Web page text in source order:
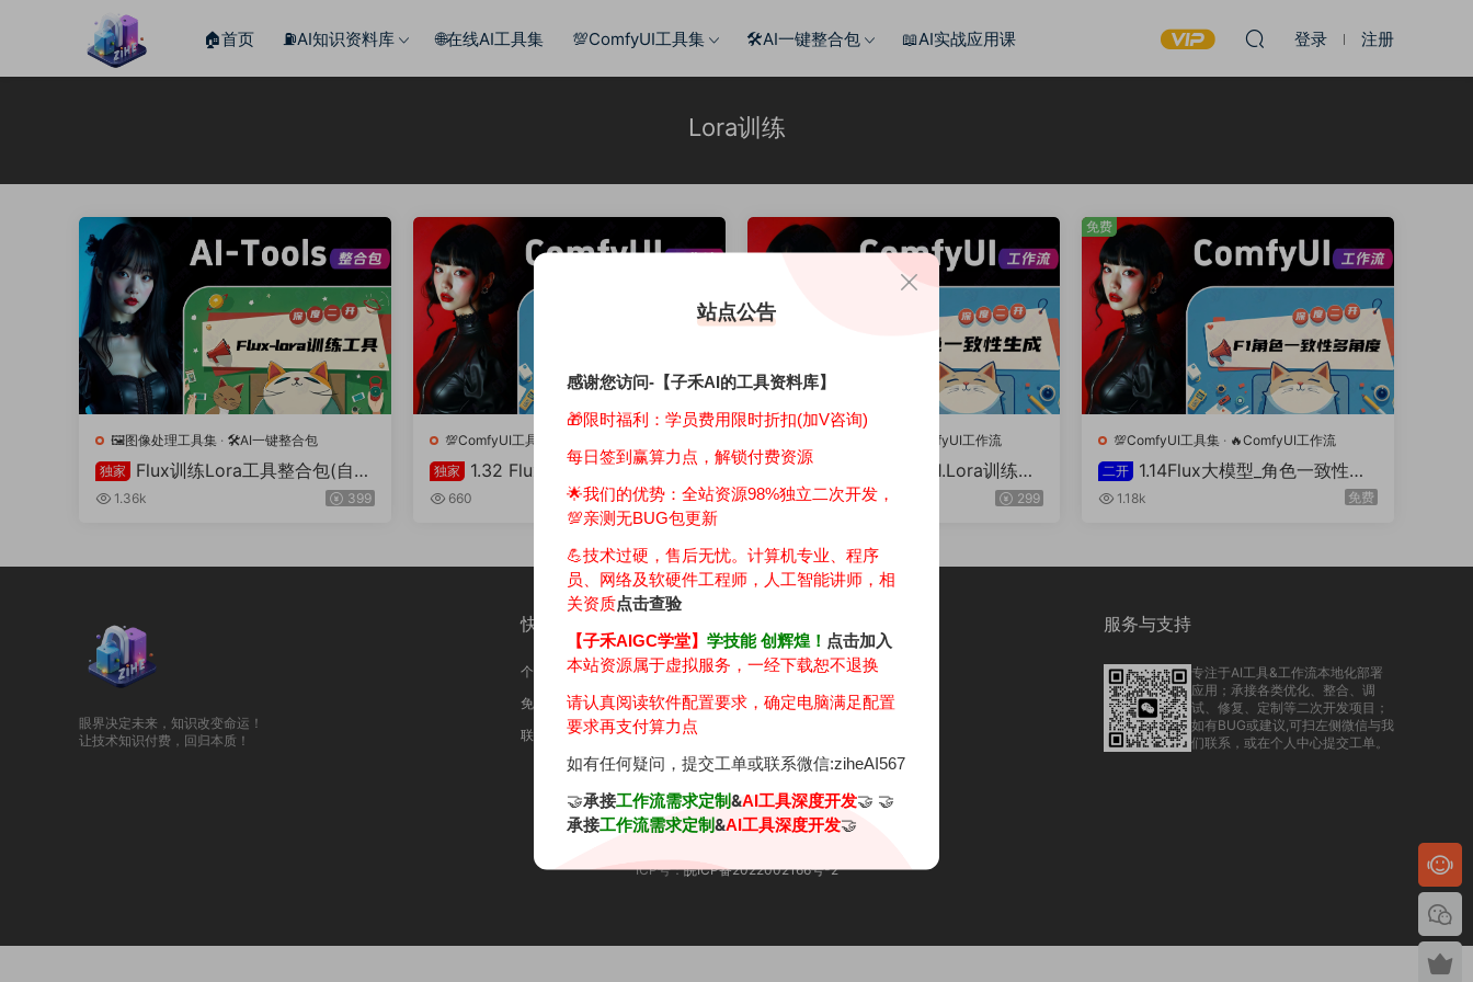
🏠首页 ⛽️AI知识资料库 🌐在线AI工具集 💯ComfyUI工具集 🛠️AI一键整合包 📖AI实战应用课 登录 注册
Lora训练
🖼️图像处理工具集 · 🛠️AI一键整合包
独家
Flux训练Lora工具整合包(自主
汉化二开)
1.36k 399
💯ComfyUI工具集
独家
1.32 Flux Lora训练素材专用工
作流(二次开发）
660 299
🔥ComfyUI工作流
1.29角色一致性F1.Lora训练素
材生成工作流(自主二开)
1.63k 299
💯ComfyUI工具集 · 🔥ComfyUI工作流
二开
1.14Flux大模型_角色一致性多
角度生成器
1.18k 免费
免费
眼界决定未来，知识改变命运！
让技术知识付费，回归本质！
快速导航
个人中心
免责申明
联系我们
关于我们
加入学堂
学员反馈
服务与支持
专注于AI工具&工作流本地化部署
应用；承接各类优化、整合、调
试、修复、定制等二次开发项目；
如有BUG或建议,可扫左侧微信与我
们联系，或在个人中心提交工单。
ICP号：皖ICP备2022002166号-2
站点公告
感谢您访问-【子禾AI的工具资料库】
🎁限时福利：学员费用限时折扣(加V咨询)
每日签到赢算力点，解锁付费资源
🌟我们的优势： 全站资源98%独立二次开发，
💯亲测无BUG包更新
💪技术过硬，售后无忧。计算机专业、程序
员、网络及软硬件工程师，人工智能讲师，相
关资质点击查验
【子禾AIGC学堂】 学技能 创辉煌！ 点击加入
本站资源属于虚拟服务，一经下载恕不退换
请认真阅读软件配置要求，确定电脑满足配置
要求再支付算力点
如有任何疑问，提交工单或联系微信:ziheAI567
🤝承接工作流需求定制&AI工具深度开发🤝 🤝
承接工作流需求定制&AI工具深度开发🤝